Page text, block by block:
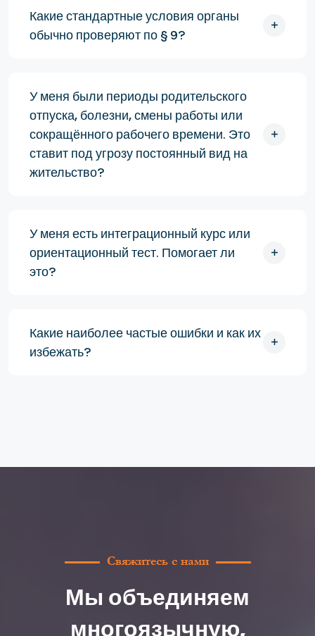
Какие стандартные условия органы
обычно проверяют по § 9?
У меня были периоды родительского
отпуска, болезни, смены работы или
сокращённого рабочего времени. Это
ставит под угрозу постоянный вид на
жительство?
У меня есть интеграционный курс или
ориентационный тест. Помогает ли
это?
Какие наиболее частые ошибки и как их
избежать?
Свяжитесь с нами
Мы объединяем
многоязычную,